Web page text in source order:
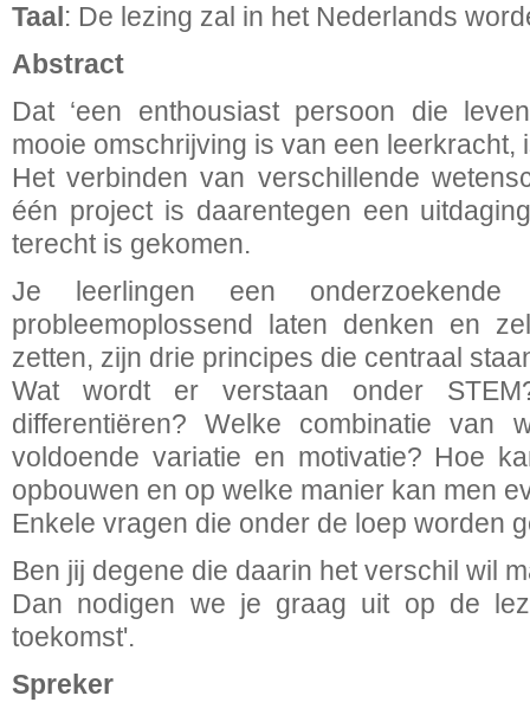
Taal: De lezing zal in het Nederlands
Abstract
Dat ‘een enthousiast persoon die
mooie omschrijving is van een leerkracht,
Het verbinden van verschillende
één project is daarentegen een
terecht is gekomen.
Je leerlingen een
probleemoplossend laten denken en
zetten, zijn drie principes die centraal
Wat wordt er verstaan onder
differentiëren? Welke combinatie van
voldoende variatie en motivatie? Hoe
opbouwen en op welke manier kan men
Enkele vragen die onder de loep worden
Ben jij degene die daarin het verschil wil
Dan nodigen we je graag uit op de
toekomst'.
Spreker